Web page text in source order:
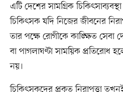
এটি দেশের সামগ্রিক
চিকিৎসক যদি নিজের জীবনের
তার পক্ষে রোগীকে কাঙ্ক্ষিত সেবা
বা পাগলাঘণ্টা সাময়িক প্রতিরোধ
নয়।